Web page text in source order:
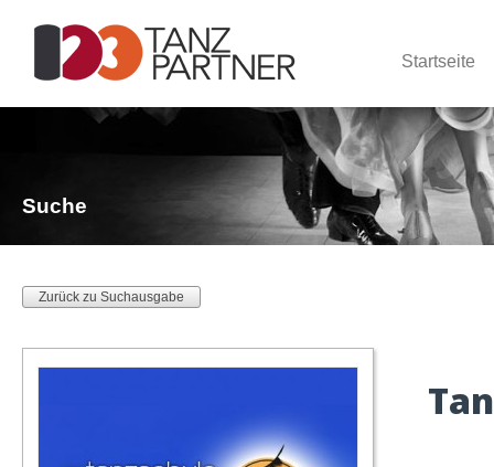
Startseite
Suche
Zurück zu Suchausgabe